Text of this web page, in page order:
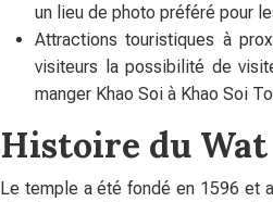
un lieu de photo préféré pour
Attractions touristiques à
visiteurs la possibilité de
manger Khao Soi à Khao Soi
Histoire du
Le temple a été fondé en 1596 et